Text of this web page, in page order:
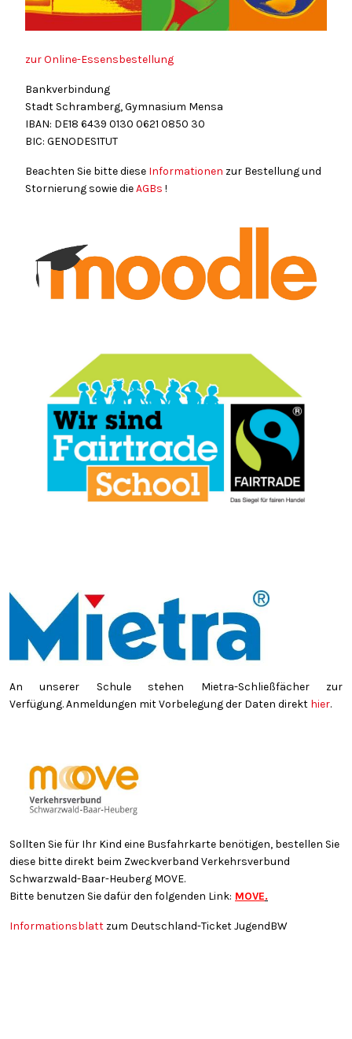
zur Online-Essensbestellung
Bankverbindung
Stadt Schramberg, Gymnasium Mensa
IBAN: DE18 6439 0130 0621 0850 30
BIC: GENODES1TUT
Beachten Sie bitte diese Informationen zur Bestellung und
Stornierung sowie dieAGBs !
An unserer Schule stehen Mietra-Schließfächer zur
Verfügung. Anmeldungen mit Vorbelegung der Daten direkt hier.
Sollten Sie für Ihr Kind eine Busfahrkarte benötigen, bestellen Sie
diese bitte direkt beim Zweckverband Verkehrsverbund
Schwarzwald-Baar-Heuberg MOVE.
Bitte benutzen Sie dafür den folgenden Link: MOVE.
Informationsblatt zum Deutschland-Ticket JugendBW